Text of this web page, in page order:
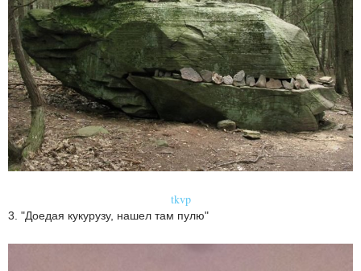
tkvp
3. "Доедая кукурузу, нашел там пулю"